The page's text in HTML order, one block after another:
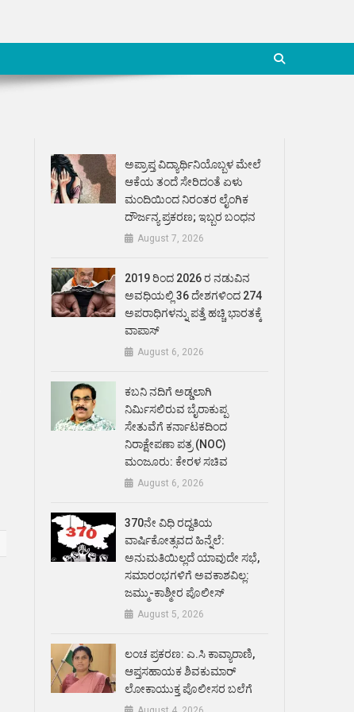
ಅಪ್ರಾಪ್ತ ವಿದ್ಯಾರ್ಥಿನಿಯೊಬ್ಬಳ ಮೇಲೆ
ಆಕೆಯ ತಂದೆ ಸೇರಿದಂತೆ ಏಳು
ಮಂದಿಯಿಂದ ನಿರಂತರ ಲೈಂಗಿಕ
ದೌರ್ಜನ್ಯ ಪ್ರಕರಣ; ಇಬ್ಬರ ಬಂಧನ
August 7, 2026
2019 ರಿಂದ 2026 ರ ನಡುವಿನ
ಅವಧಿಯಲ್ಲಿ 36 ದೇಶಗಳಿಂದ 274
ಅಪರಾಧಿಗಳನ್ನು ಪತ್ತೆ ಹಚ್ಚಿ ಭಾರತಕ್ಕೆ
ವಾಪಾಸ್
August 6, 2026
ಕಬನಿ ನದಿಗೆ ಅಡ್ಡಲಾಗಿ
ನಿರ್ಮಿಸಲಿರುವ ಬೈರಾಕುಪ್ಪ
ಸೇತುವೆಗೆ ಕರ್ನಾಟಕದಿಂದ
ನಿರಾಕ್ಷೇಪಣಾ ಪತ್ರ (NOC)
ಮಂಜೂರು: ಕೇರಳ ಸಚಿವ
August 6, 2026
370ನೇ ವಿಧಿ ರದ್ದತಿಯ
ವಾರ್ಷಿಕೋತ್ಸವದ ಹಿನ್ನೆಲೆ:
ಅನುಮತಿಯಿಲ್ಲದೆ ಯಾವುದೇ ಸಭೆ,
ಸಮಾರಂಭಗಳಿಗೆ ಅವಕಾಶವಿಲ್ಲ:
ಜಮ್ಮು-ಕಾಶ್ಮೀರ ಪೊಲೀಸ್
August 5, 2026
ಲಂಚ ಪ್ರಕರಣ: ಎ.ಸಿ ಕಾವ್ಯಾರಾಣಿ,
ಆಪ್ತಸಹಾಯಕ ಶಿವಕುಮಾರ್‌
ಲೋಕಾಯುಕ್ತ ಪೊಲೀಸರ ಬಲೆಗೆ